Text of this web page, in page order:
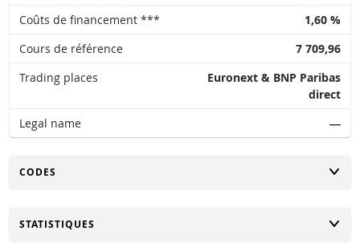
Coûts de financement ***
1,60 %
Cours de référence
7 709,96
Trading places
Euronext & BNP Paribas
direct
Legal name
―
CHANGER
CODES
CHANGER
STATISTIQUES